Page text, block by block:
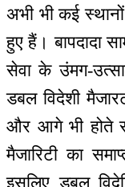
अभी भी कई
हुए हैं। बापदादा
सेवा के उंमग-
डबल विदेशी
और आगे भी होते
मैजारिटी का
इसलिए डबल